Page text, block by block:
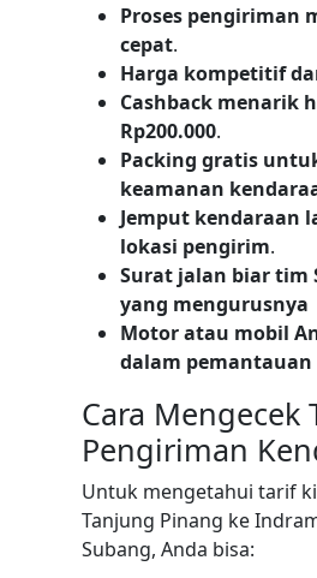
Proses pengiriman
cepat.
Harga kompetitif
Cashback menarik
Rp200.000.
Packing gratis
keamanan
Jemput kendaraan
lokasi pengirim.
Surat jalan biar tim
yang mengurusnya
Motor atau mobil
dalam
Cara Mengecek
Pengiriman
Untuk mengetahui tarif
Tanjung Pinang ke
Subang, Anda bisa: